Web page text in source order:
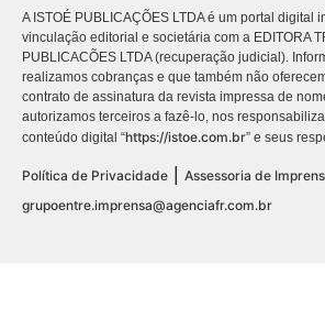
A ISTOÉ PUBLICAÇÕES LTDA é um portal digital
vinculação editorial e societária com a EDITORA
PUBLICACÕES LTDA (recuperação judicial).
realizamos cobranças e que também não
contrato de assinatura da revista impressa de
autorizamos terceiros a fazê-lo, nos
conteúdo digital “https://istoe.com.br” e seus
Política de Privacidade
Assessoria de
grupoentre.imprensa@agenciafr.com.br